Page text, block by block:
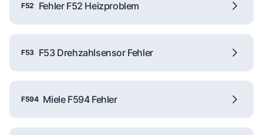
F52 Fehler F52 Heizproblem
F53 F53 Drehzahlsensor Fehler
F594 Miele F594 Fehler